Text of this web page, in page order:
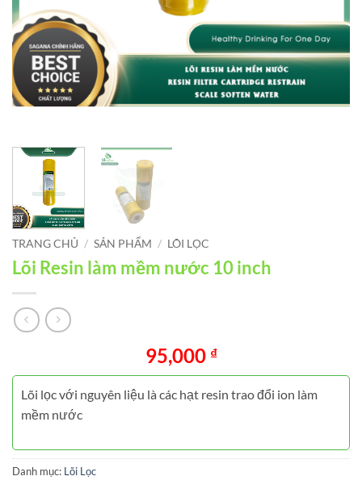
TRANG CHỦ / SẢN PHẨM / LÕI LỌC
Lõi Resin làm mềm nước 10 inch
95,000 ₫
Lõi lọc với nguyên liệu là các hạt resin trao đổi ion làm
mềm nước
Danh mục: Lõi Lọc